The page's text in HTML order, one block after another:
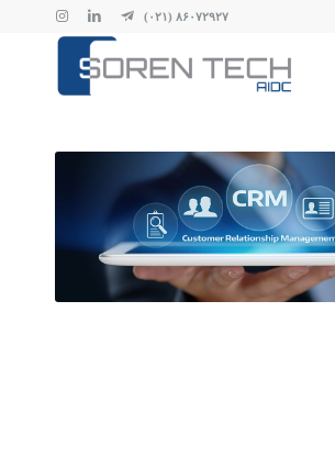
۸۶۰۷۲۹۲۷ (۰۲۱)